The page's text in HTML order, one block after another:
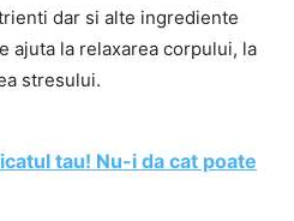
dar si alte ingrediente
ajuta la relaxarea corpului, la
stresului.
tau! Nu-i da cat poate